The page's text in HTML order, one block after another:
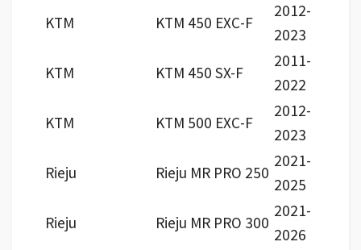
KTM
KTM 450 EXC-F
2012-
2023
KTM
KTM 450 SX-F
2011-
2022
KTM
KTM 500 EXC-F
2012-
2023
Rieju
Rieju MR PRO 250
2021-
2025
Rieju
Rieju MR PRO 300
2021-
2026